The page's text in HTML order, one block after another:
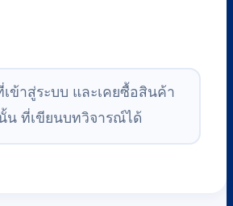
ข้าสู่ระบบ และเคยซื้อสินค้า
น ที่เขียนบทวิจารณ์ได้